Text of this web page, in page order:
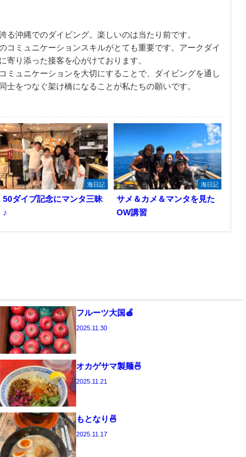
る沖縄でのダイビング。楽しいのは当たり前です。
コミュニケーションスキルがとても重要です。アークダイ
寄り添った接客を心がけております。
ミュニケーションを大切にすることで、ダイビングを通し
士をつなぐ架け橋になることが私たちの願いです。
海日記
50ダイブ記念にマンタ三昧
♪
海日記
サメ＆カメ＆マンタを見た
OW講習
フルーツ大国🍎
2025.11.30
オカゲサマ製麺🍜
2025.11.21
もとなり🍜
2025.11.17